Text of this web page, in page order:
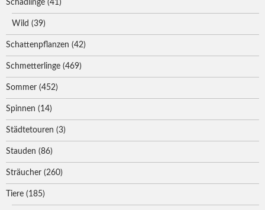
Schädlinge (41)
Wild (39)
Schattenpflanzen (42)
Schmetterlinge (469)
Sommer (452)
Spinnen (14)
Städtetouren (3)
Stauden (86)
Sträucher (260)
Tiere (185)